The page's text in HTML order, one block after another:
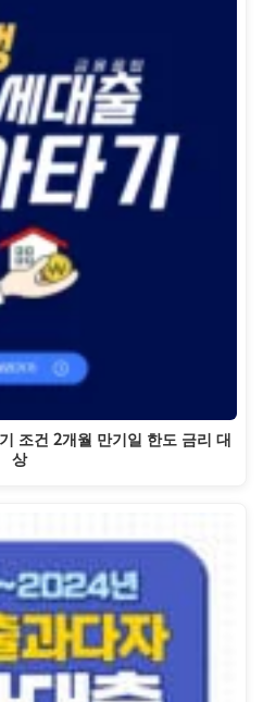
조건 2개월 만기일 한도 금리 대
상